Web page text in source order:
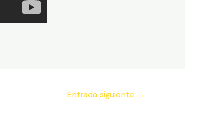
Entrada siguiente →